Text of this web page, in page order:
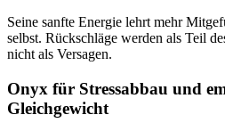
Seine sanfte Energie lehrt mehr
selbst. Rückschläge werden als Teil
nicht als Versagen.
Onyx für Stressabbau und
Gleichgewicht